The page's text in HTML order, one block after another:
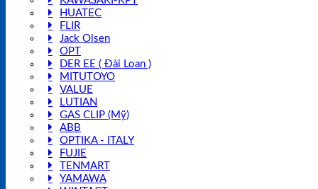
HUATEC
FLIR
Jack Olsen
OPT
DER EE ( Đài Loan )
MITUTOYO
VALUE
LUTIAN
GAS CLIP (Mỹ)
ABB
OPTIKA - ITALY
FUJIE
TENMART
YAMAWA